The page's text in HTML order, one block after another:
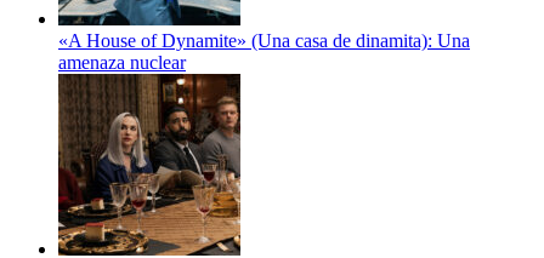
«A House of Dynamite» (Una casa de dinamita): Una
amenaza nuclear